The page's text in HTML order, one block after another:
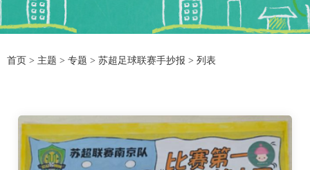
首页 > 主题 > 专题 > 苏超足球联赛手抄报 > 列表